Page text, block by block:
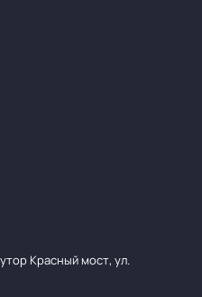
Красный мост, ул.